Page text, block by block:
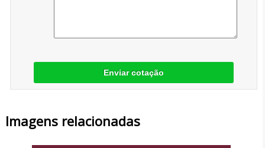
Enviar cotação
Imagens relacionadas